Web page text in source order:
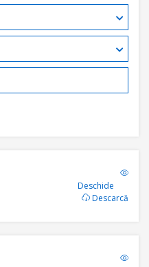
Deschide
Descarcă